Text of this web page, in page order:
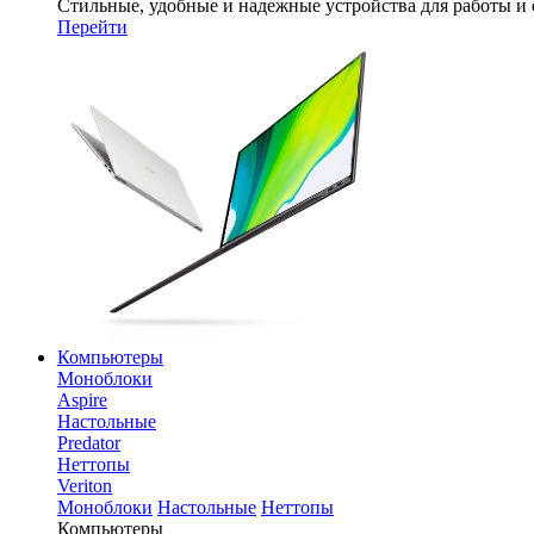
Стильные, удобные и надежные устройства для работы и
Перейти
Компьютеры
Моноблоки
Aspire
Настольные
Predator
Неттопы
Veriton
Моноблоки Настольные Неттопы
Компьютеры